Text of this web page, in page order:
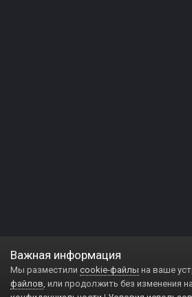
Важная информация
Мы разместили cookie-файлы на ваше
файлов, или продолжить без изменения